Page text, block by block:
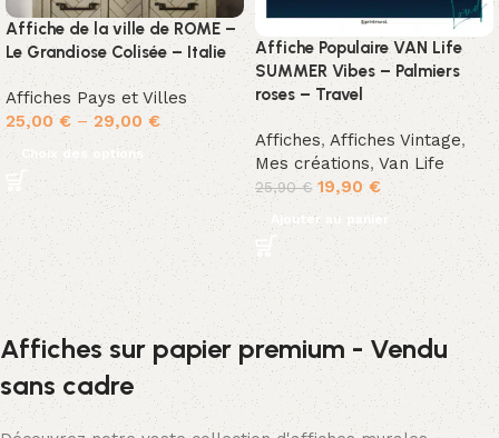
Affiche de la ville de ROME –
Le Grandiose Colisée – Italie
Affiches Pays et Villes
25,00€ –29,00 €
Choix des options
Affiche Populaire VAN Life
SUMMER Vibes – Palmiers
roses – Travel
Affiches, Affiches Vintage,
Mes créations,Van Life
25,90€ 19,90 €
Ajouter au panier
Affiches sur papier premium - Vendu
sans cadre